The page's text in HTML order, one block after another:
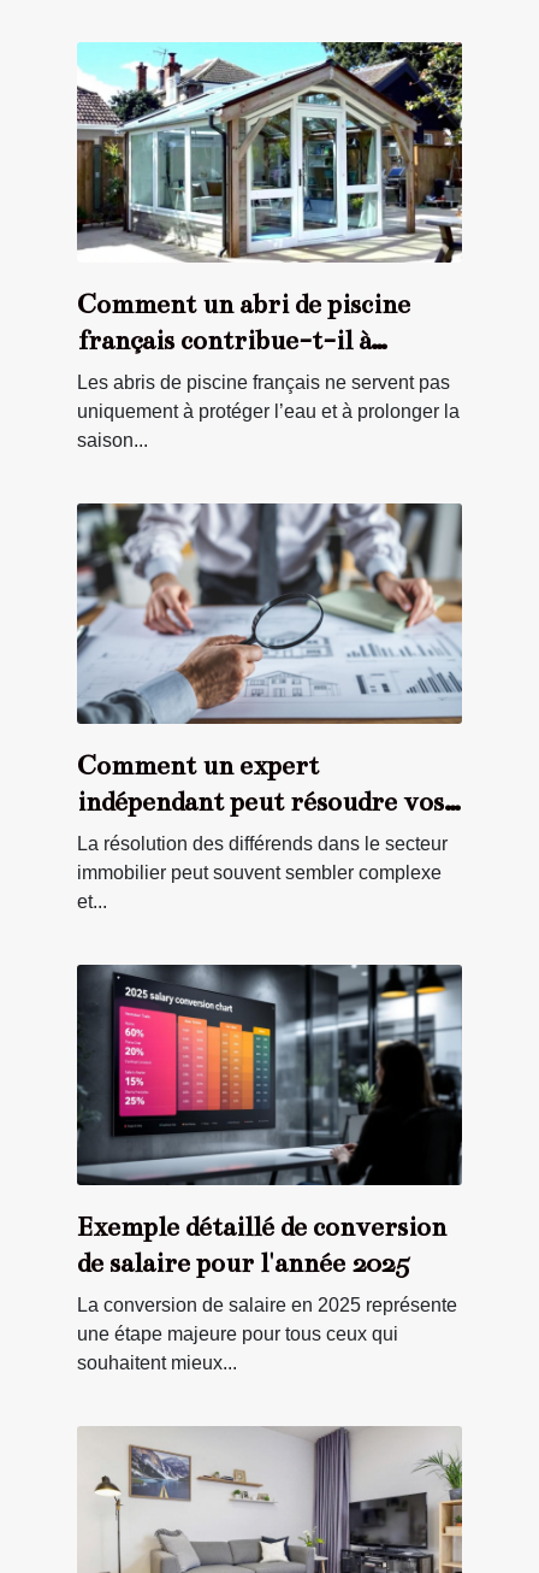
Comment un abri de piscine
français contribue-t-il à
l'économie locale ?
Les abris de piscine français ne servent pas
uniquement à protéger l’eau et à prolonger la
saison...
Comment un expert
indépendant peut résoudre vos
litiges immobiliers ?
La résolution des différends dans le secteur
immobilier peut souvent sembler complexe
et...
Exemple détaillé de conversion
de salaire pour l'année 2025
La conversion de salaire en 2025 représente
une étape majeure pour tous ceux qui
souhaitent mieux...